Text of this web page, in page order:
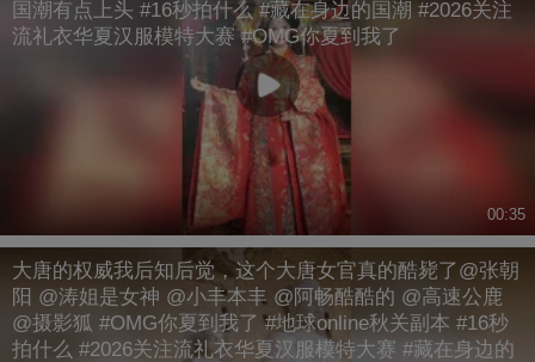
国潮有点上头 #16秒拍什么 #藏在身边的国潮 #2026关注
流礼衣华夏汉服模特大赛 #OMG你夏到我了
00:35
大唐的权威我后知后觉，这个大唐女官真的酷毙了@张朝
阳 @涛姐是女神 @小丰本丰 @阿畅酷酷的 @高速公鹿
@摄影狐 #OMG你夏到我了 #地球online秋关副本 #16秒
拍什么 #2026关注流礼衣华夏汉服模特大赛 #藏在身边的